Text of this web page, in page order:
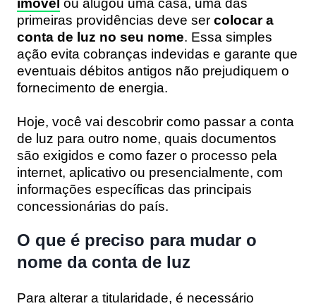
primeiras providências deve ser colocar a
conta de luz no seu nome. Essa simples
ação evita cobranças indevidas e garante que
eventuais débitos antigos não prejudiquem o
fornecimento de energia.
Hoje, você vai descobrir como passar a conta
de luz para outro nome, quais documentos
são exigidos e como fazer o processo pela
internet, aplicativo ou presencialmente, com
informações específicas das principais
concessionárias do país.
O que é preciso para mudar o
nome da conta de luz
Para alterar a titularidade, é necessário